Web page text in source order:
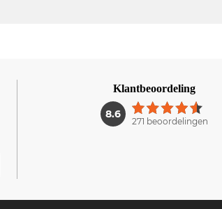
Klantbeoordeling
8.6 1
271 beoordelingen